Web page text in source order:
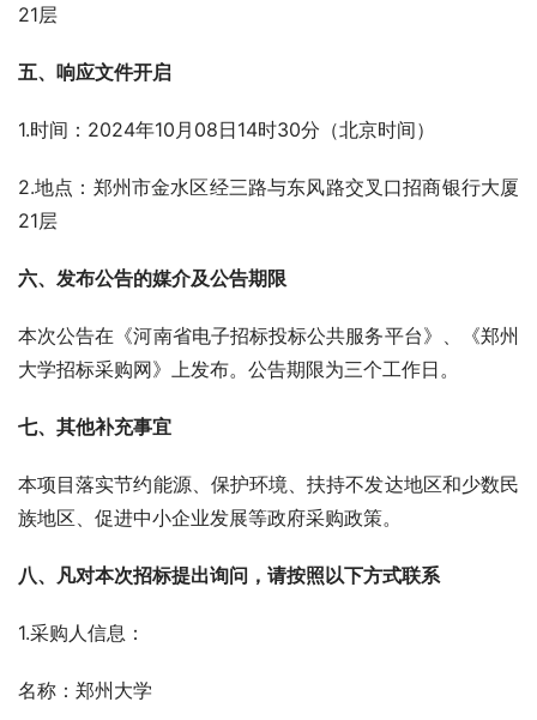
21层
五、响应文件开启
1.时间：2024年10月08日14时30分（北京时间）
2.地点：郑州市金水区经三路与东风路交叉口招商银行大厦
21层
六、 发布公告的媒介及公告期限
本次公告在《河南省电子招标投标公共服务平台》、《郑州
大学招标采购网》上发布。公告期限为三个工作日。
七、其他补充事宜
本项目落实节约能源、保护环境、扶持不发达地区和少数民
族地区、促进中小企业发展等政府采购政策。
八、凡对本次招标提出询问，请按照以下方式联系
1.采购人信息：
名称：郑州大学